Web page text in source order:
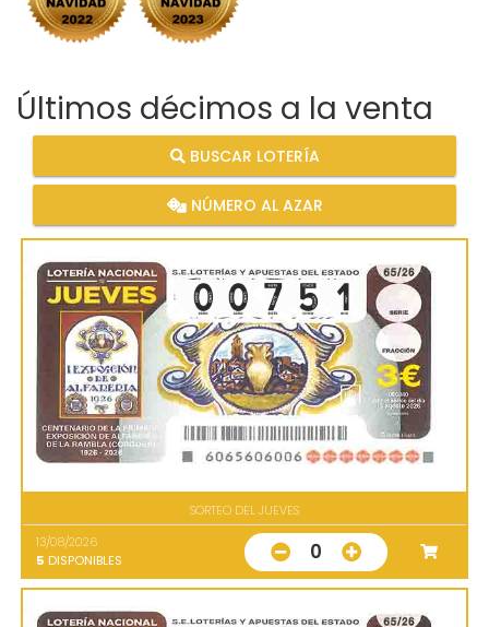
Últimos décimos a la venta
BUSCAR LOTERÍA
NÚMERO AL AZAR
SORTEO DEL JUEVES
13/08/2026
5 DISPONIBLES 0